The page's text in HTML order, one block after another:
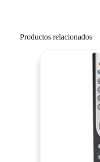
Productos relacionados